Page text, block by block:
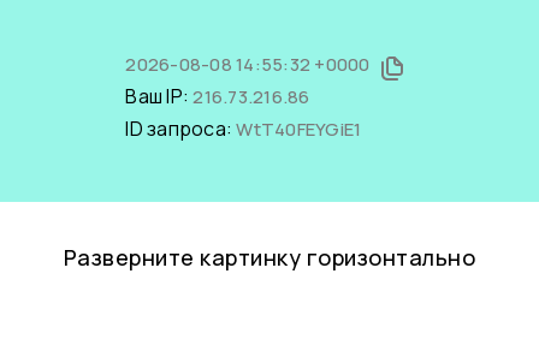
2026-08-08 14:55:32 +0000
Ваш IP:216.73.216.86
ID запроса:WtT40FEYGiE1
Разверните картинку горизонтально